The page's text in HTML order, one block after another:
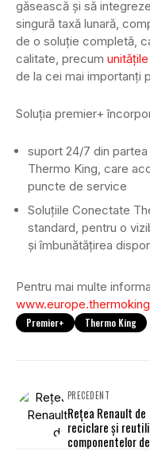
găsească și să
singură taxă lunară,
de o soluție completă,
calitate, precum
de la cei mai importanți
Soluția premier+
suport 24/7 din
Thermo King, care
puncte de service
Soluțiile Conectate
standard, pentru o
și îmbunătățirea
Pentru mai multe
Premier+ Thermo King
PRECEDENT
Rețea Renault de
reciclare și
componentelor de